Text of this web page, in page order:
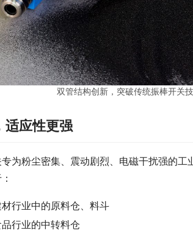
双管结构创新，突破传统振棒开关
适应性更强
粉尘密集、震动剧烈、电磁干扰强的工
行业中的原料仓、料斗
行业的中转料仓